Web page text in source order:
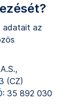
adatait az
(CZ)
35 892 030